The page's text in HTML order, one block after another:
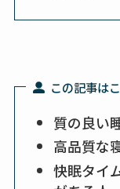
この記事は
質の良い
高品質な
快眠タイ